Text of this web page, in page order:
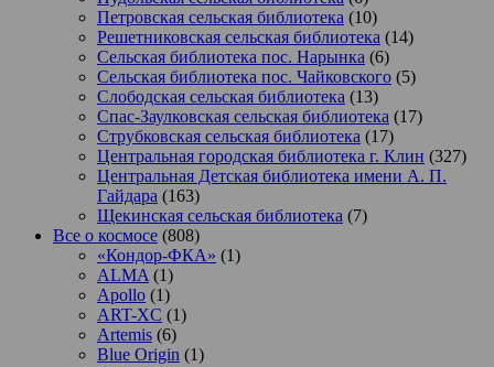
Петровская сельская библиотека (10)
Решетниковская сельская библиотека (14)
Сельская библиотека пос. Нарынка (6)
Сельская библиотека пос. Чайковского (5)
Слободская сельская библиотека (13)
Спас-Заулковская сельская библиотека (17)
Струбковская сельская библиотека (17)
Центральная городская библиотека г. Клин (327)
Центральная Детская библиотека имени А. П.
Гайдара (163)
Щекинская сельская библиотека (7)
Все о космосе (808)
«Кондор-ФКА» (1)
ALMA (1)
Apollo (1)
ART-XC (1)
Artemis (6)
Blue Origin (1)